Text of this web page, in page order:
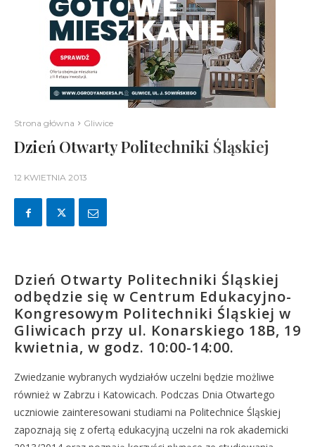
Strona główna Gliwice
Dzień Otwarty Politechniki Śląskiej
12 KWIETNIA 2013
Dzień Otwarty Politechniki Śląskiej
odbędzie się w Centrum Edukacyjno-
Kongresowym Politechniki Śląskiej w
Gliwicach przy ul. Konarskiego 18B, 19
kwietnia, w godz. 10:00-14:00.
Zwiedzanie wybranych wydziałów uczelni będzie możliwe
również w Zabrzu i Katowicach. Podczas Dnia Otwartego
uczniowie zainteresowani studiami na Politechnice Śląskiej
zapoznają się z ofertą edukacyjną uczelni na rok akademicki